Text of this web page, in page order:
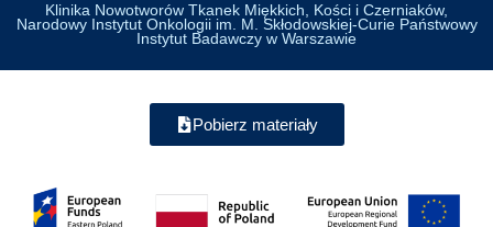
Klinika Nowotworów Tkanek Miękkich, Kości i Czerniaków,
Narodowy Instytut Onkologii im. M. Skłodowskiej-Curie Państwowy
Instytut Badawczy w Warszawie
Pobierz materiały